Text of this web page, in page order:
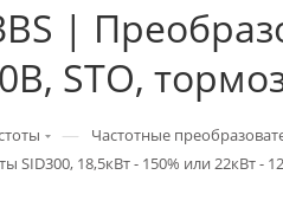
|
STO,
— Частотные
SID300, 18,5кВт - 150% или 22кВт -